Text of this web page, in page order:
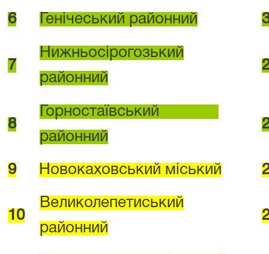
6 Генічеський районний
7
Нижньосірогозький
районний
8
Горностаївський
районний
9 Новокаховський міський
10
Великолепетиський
районний